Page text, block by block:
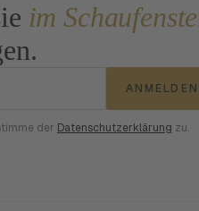
im
ANMELDEN
der Datenschutzerklärung zu.